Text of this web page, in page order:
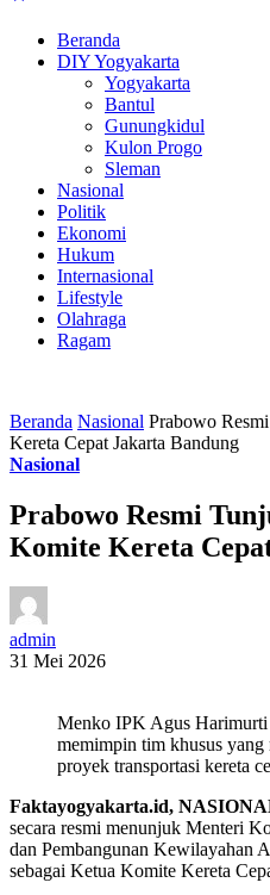
Beranda
DIY Yogyakarta
Yogyakarta
Bantul
Gunungkidul
Kulon Progo
Sleman
Nasional
Politik
Ekonomi
Hukum
Internasional
Lifestyle
Olahraga
Ragam
Beranda Nasional Prabowo
Kereta Cepat Jakarta Bandung
Nasional
Prabowo Resmi
Komite Kereta
admin
31 Mei 2026
Menko IPK Agus Harimurti
memimpin tim khusus yang
proyek transportasi kereta
Faktayogyakarta.id,
secara resmi menunjuk Menteri
dan Pembangunan Kewilayahan
sebagai Ketua Komite Kereta